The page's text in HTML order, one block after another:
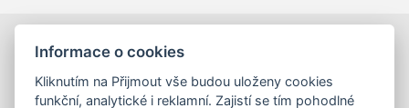
©2024-2026Destinační společnost Píseckem, s.r.o.
Velké náměstí 1/24, 397 01 Písek,
tel.: +420 725 053 144,info (zavináč) piseckem.cz
Informace o cookies
Kliknutím na Přijmout vše budou uloženy cookies
funkční, analytické i reklamní. Zajistí se tím pohodlné